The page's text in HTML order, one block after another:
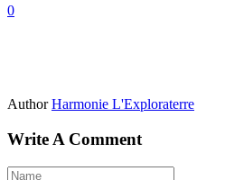
0
Author Harmonie L'Exploraterre
Write A Comment